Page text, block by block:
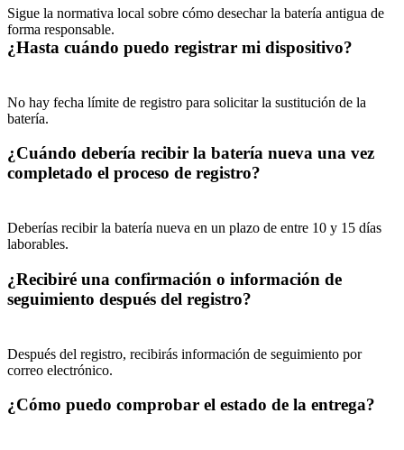
Sigue la normativa local sobre cómo desechar la batería antigua de
forma responsable.
¿Hasta cuándo puedo registrar mi dispositivo?
No hay fecha límite de registro para solicitar la sustitución de la
batería.
¿Cuándo debería recibir la batería nueva una vez
completado el proceso de registro?
Deberías recibir la batería nueva en un plazo de entre 10 y 15 días
laborables.
¿Recibiré una confirmación o información de
seguimiento después del registro?
Después del registro, recibirás información de seguimiento por
correo electrónico.
¿Cómo puedo comprobar el estado de la entrega?